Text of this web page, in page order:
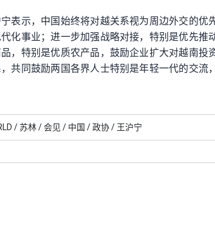
表示，中国始终将对越关系视为周边外交的
化事业；进一步加强战略对接，特别是优先
，特别是优质农产品，鼓励企业扩大对越南
共同鼓励两国各界人士特别是年轻一代的交
/苏林 /会见 / 中国 /政协 / 王沪宁